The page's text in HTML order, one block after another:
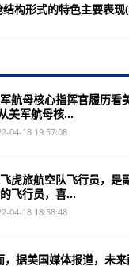
结构形式的特色主要表现
航母核心指挥官履历看
美军航母核...
04-18 19:57:08
虎旅航空队飞行员，是
飞行员，喜...
04-18 18:58:48
，据美国媒体报道，未